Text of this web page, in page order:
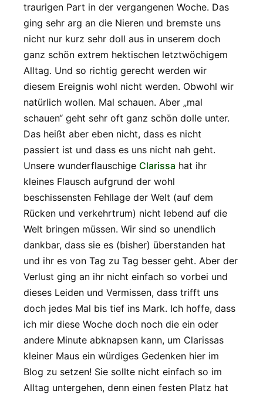
traurigen Part in der vergangenen Woche. Das
ging sehr arg an die Nieren und bremste uns
nicht nur kurz sehr doll aus in unserem doch
ganz schön extrem hektischen letztwöchigem
Alltag. Und so richtig gerecht werden wir
diesem Ereignis wohl nicht werden. Obwohl wir
natürlich wollen. Mal schauen. Aber „mal
schauen“ geht sehr oft ganz schön dolle unter.
Das heißt aber eben nicht, dass es nicht
passiert ist und dass es uns nicht nah geht.
Unsere wunderflauschige Clarissa hat ihr
kleines Flausch aufgrund der wohl
beschissensten Fehllage der Welt (auf dem
Rücken und verkehrtrum) nicht lebend auf die
Welt bringen müssen. Wir sind so unendlich
dankbar, dass sie es (bisher) überstanden hat
und ihr es von Tag zu Tag besser geht. Aber der
Verlust ging an ihr nicht einfach so vorbei und
dieses Leiden und Vermissen, dass trifft uns
doch jedes Mal bis tief ins Mark. Ich hoffe, dass
ich mir diese Woche doch noch die ein oder
andere Minute abknapsen kann, um Clarissas
kleiner Maus ein würdiges Gedenken hier im
Blog zu setzen! Sie sollte nicht einfach so im
Alltag untergehen, denn einen festen Platz hat